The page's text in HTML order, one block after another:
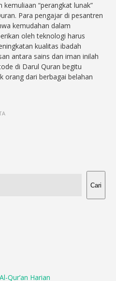
kemuliaan “perangkat lunak”
Para pengajar di pesantren
kemudahan dalam
oleh teknologi harus
kualitas ibadah
antara sains dan iman inilah
di Darul Quran begitu
orang dari berbagai belahan
Cari
Qur’an Harian